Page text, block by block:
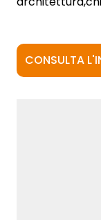
CONSULTA